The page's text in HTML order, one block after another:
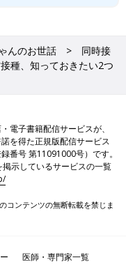
んのお世話
同時接
種、知っておきたい2つ
電子書籍配信サービスが、
を得た正規版配信サービス
番号 第11091000号）です。
掲示しているサービスの一覧
コンテンツの無断転載を禁じま
医師・専門家一覧